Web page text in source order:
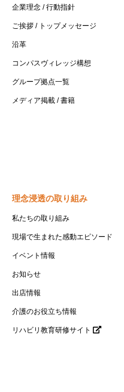
企業理念 / 行動指針
ご挨拶 / トップメッセージ
沿革
コンパスヴィレッジ構想
グループ拠点一覧
メディア掲載 / 書籍
理念浸透の取り組み
私たちの取り組み
現場で生まれた感動エピソード
イベント情報
お知らせ
出店情報
介護のお役立ち情報
リハビリ教育研修サイト